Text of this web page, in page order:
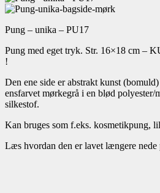
Pung – unika – PU17
Pung med eget tryk. Str. 16×18 cm –
!
Den ene side er abstrakt kunst
ensfarvet mørkegrå i en blød polyester/
silkestof.
Kan bruges som f.eks. kosmetikpung,
Læs hvordan den er lavet længere nede